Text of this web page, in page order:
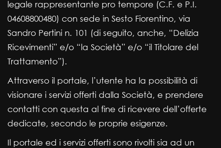
legale rappresentante pro tempore (C.F. e P.I.
04608800480) con sede in Sesto Fiorentino, via
Sandro Pertini n. 101 (di seguito, anche, “Delizia
Ricevimenti” e/o “la Società” e/o “il Titolare del
Trattamento”).
Attraverso il portale, l’utente ha la possibilità di
visionare i servizi offerti dalla Società, e prendere
contatti con questa al fine di ricevere dell’offerte
dedicate, secondo le proprie esigenze.
Il portale ed i servizi offerti sono rivolti sia ad un